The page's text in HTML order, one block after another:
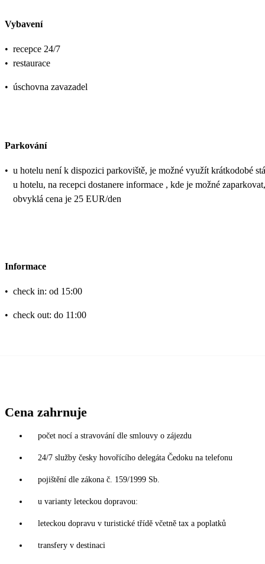
Vybavení
• recepce 24/7
• restaurace
• úschovna zavazadel
Parkování
• u hotelu není k dispozici parkoviště, je možné využít krátkodobé
u hotelu, na recepci dostanere informace , kde je možné zaparkovat,
obvyklá cena je 25 EUR/den
Informace
• check in: od 15:00
• check out: do 11:00
Cena zahrnuje
počet nocí a stravování dle smlouvy o zájezdu
24/7 služby česky hovořícího delegáta Čedoku na telefonu
pojištění dle zákona č. 159/1999 Sb.
u varianty leteckou dopravou:
leteckou dopravu v turistické třídě včetně tax a poplatků
transfery v destinaci